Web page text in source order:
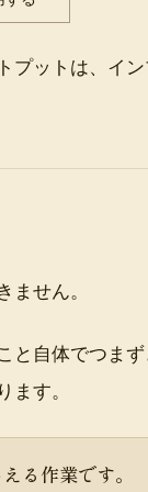
ットは、イ
せん。
自体でつま
す。
る作業です。